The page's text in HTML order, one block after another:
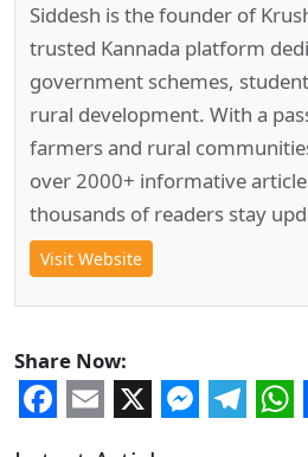
Siddesh is the founder of
trusted Kannada platform
government schemes,
rural development. With a
farmers and rural
over 2000+ informative
thousands of readers stay
Visit Website
Share Now: